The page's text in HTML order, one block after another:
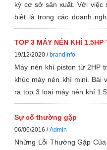
kỳ cơ sở sản xuất. Với việc
biệt là trong các doanh
chúng ta thường quên
để hoạt động hiệu quả.
sau quá trình sử dụng rộng
có thể xảy ra. Tuy nhiên,
qua, chúng có thể phát
gây tốn kém. Chúng tôi đã
bảo dưỡng máy nén khí
năng của hệ thống khí nén
TOP 3 MÁY NÉN KHÍ
19/12/2020 / brandinfo
Máy nén khí piston từ 2HP
khúc máy nén khí mini. Bài
ra top 3 loại máy nén khí
nhất trên thị trường hiện nay.
Sự cố thường gặp
06/06/2016 /Admin
Những Lỗi Thường Gặp